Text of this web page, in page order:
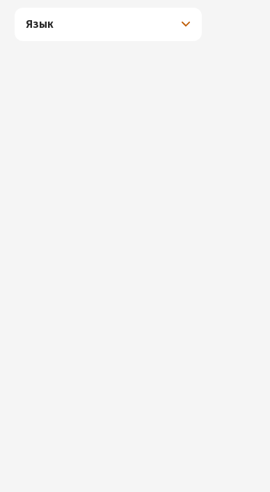
Язык